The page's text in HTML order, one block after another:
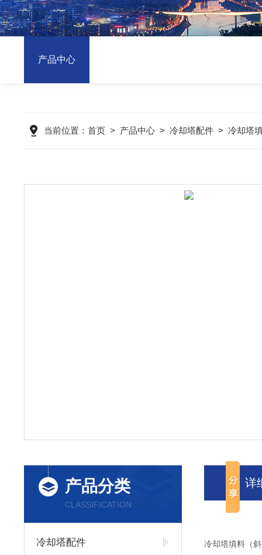
产品中心
当前位置： 首页> 产品中心> 冷却塔配件> 冷却塔
产品分类
CLASSIFICATION
冷却塔配件
详
冷却塔填料（